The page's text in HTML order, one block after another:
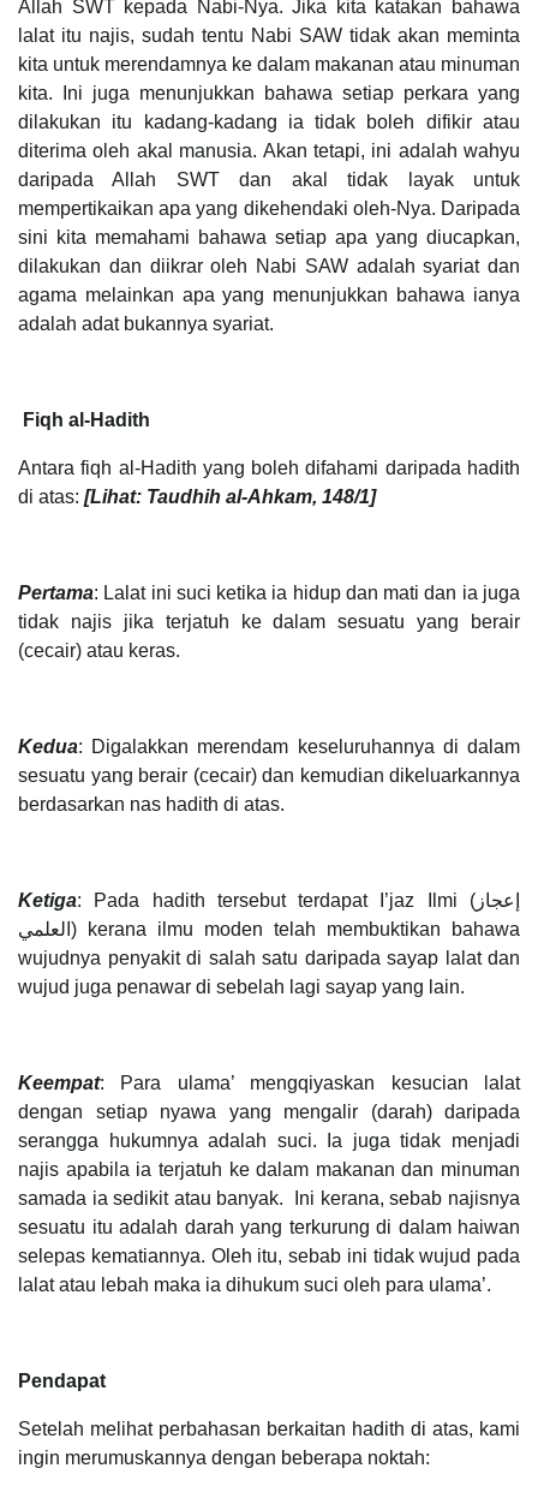
Allah SWT kepada Nabi-Nya. Jika kita katakan bahawa
lalat itu najis, sudah tentu Nabi SAW tidak akan meminta
kita untuk merendamnya ke dalam makanan atau minuman
kita. Ini juga menunjukkan bahawa setiap perkara yang
dilakukan itu kadang-kadang ia tidak boleh difikir atau
diterima oleh akal manusia. Akan tetapi, ini adalah wahyu
daripada Allah SWT dan akal tidak layak untuk
mempertikaikan apa yang dikehendaki oleh-Nya. Daripada
sini kita memahami bahawa setiap apa yang diucapkan,
dilakukan dan diikrar oleh Nabi SAW adalah syariat dan
agama melainkan apa yang menunjukkan bahawa ianya
adalah adat bukannya syariat.
Fiqh al-Hadith
Antara fiqh al-Hadith yang boleh difahami daripada hadith
di atas: [Lihat: Taudhih al-Ahkam, 148/1]
Pertama: Lalat ini suci ketika ia hidup dan mati dan ia juga
tidak najis jika terjatuh ke dalam sesuatu yang berair
(cecair) atau keras.
Kedua: Digalakkan merendam keseluruhannya di dalam
sesuatu yang berair (cecair) dan kemudian dikeluarkannya
berdasarkan nas hadith di atas.
Ketiga: Pada hadith tersebut terdapat I’jaz Ilmi (إعجاز
العلمي) kerana ilmu moden telah membuktikan bahawa
wujudnya penyakit di salah satu daripada sayap lalat dan
wujud juga penawar di sebelah lagi sayap yang lain.
Keempat: Para ulama’ mengqiyaskan kesucian lalat
dengan setiap nyawa yang mengalir (darah) daripada
serangga hukumnya adalah suci. Ia juga tidak menjadi
najis apabila ia terjatuh ke dalam makanan dan minuman
samada ia sedikit atau banyak. Ini kerana, sebab najisnya
sesuatu itu adalah darah yang terkurung di dalam haiwan
selepas kematiannya. Oleh itu, sebab ini tidak wujud pada
lalat atau lebah maka ia dihukum suci oleh para ulama’.
Pendapat
Setelah melihat perbahasan berkaitan hadith di atas, kami
ingin merumuskannya dengan beberapa noktah: